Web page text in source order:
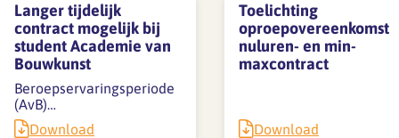
Langer tijdelijk
contract mogelijk bij
student Academie van
Bouwkunst
Beroepservaringsperiode
(AvB)…
Download
Toelichting
oproepovereenkomst
nuluren- en min-
maxcontract
Download